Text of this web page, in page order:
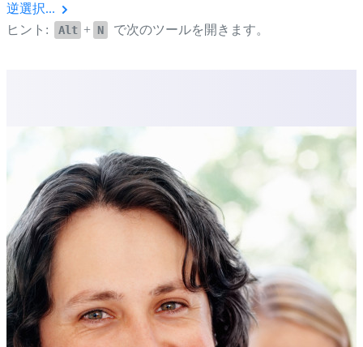
逆選択...
ヒント:
Alt + N で次のツールを開きます。